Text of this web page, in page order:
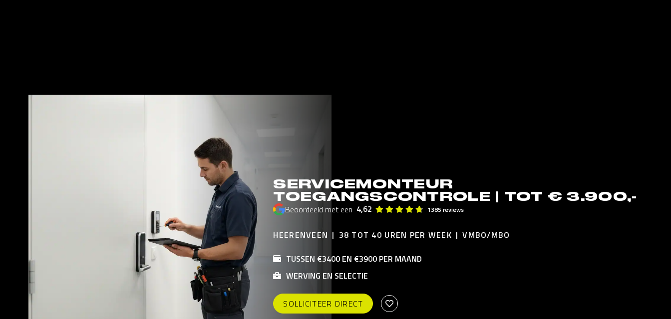
SERVICEMONTEUR
TOEGANGSCONTROLE | TOT € 3.900,-
Beoordeeld met een 4,62 1385 reviews
HEERENVEEN 38 TOT 40 UREN PER WEEK
VMBO/MBO
TUSSEN €3400 EN €3900 PER MAAND
WERVING EN SELECTIE
SOLLICITEER DIRECT